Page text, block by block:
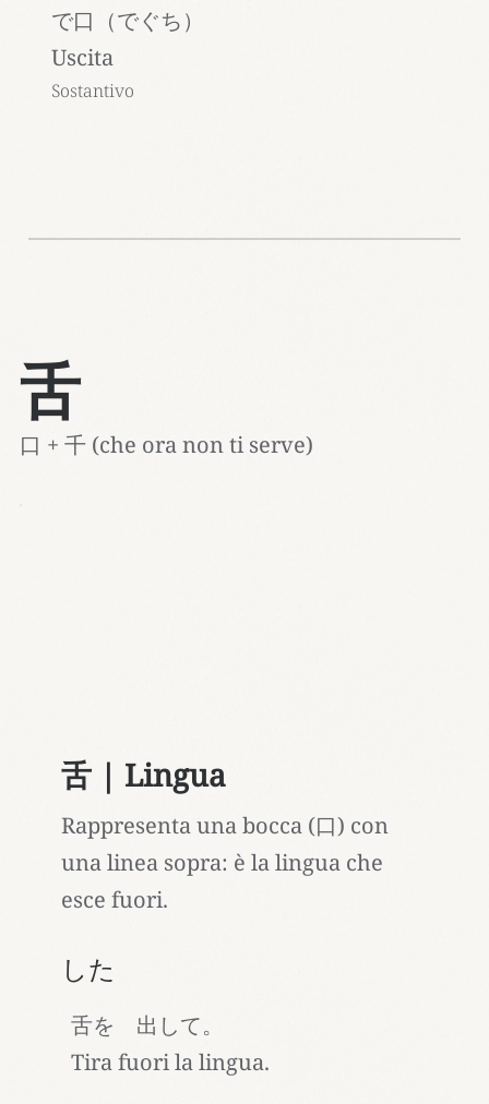
で口（でぐち）
Uscita
Sostantivo
舌
口 + 千 (che ora non ti serve)
舌 | Lingua
Rappresenta una bocca (口) con
una linea sopra: è la lingua che
esce fuori.
した
舌を 出して。
Tira fuori la lingua.